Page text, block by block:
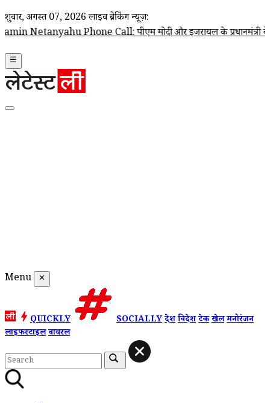
शुक्रवार, अगस्त 07, 2026 लाइव ब्रेकिंग न्यूज़:
Phone Call: पीएम मोदी और इजरायल के प्रधानमंत्री बेंजामिन नेतन्याहू
☰
Menu ✕
QUICKLY SOCIALLYदेशविदेशटेकखेलमनोरंजन
लाइफस्टाइलवायरल